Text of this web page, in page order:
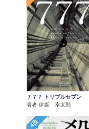
７７７ トリプルセブン
著者 伊坂 幸太郎
4位